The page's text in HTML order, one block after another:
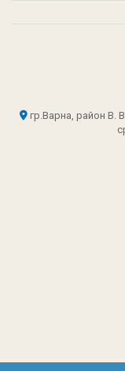
гр.Варна, район В.